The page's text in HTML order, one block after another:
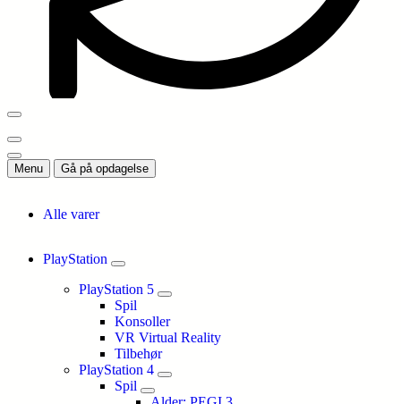
Menu Gå på opdagelse
Alle varer
PlayStation
PlayStation 5
Spil
Konsoller
VR Virtual Reality
Tilbehør
PlayStation 4
Spil